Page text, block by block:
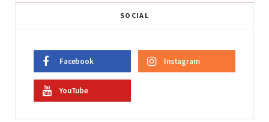
SOCIAL
Facebook Instagram
YouTube